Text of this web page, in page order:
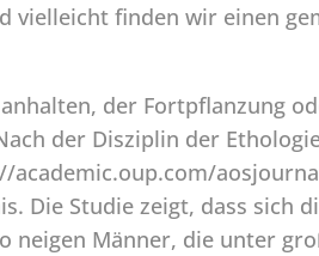
vielleicht finden wir einen
der Fortpflanzung
der Disziplin der
Die Studie zeigt, dass sich
neigen Männer, die unter